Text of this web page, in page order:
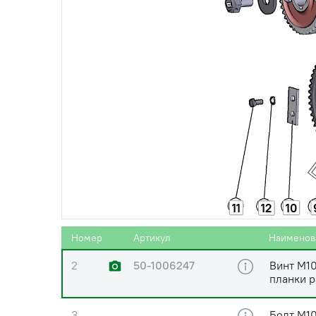
10
11 12
Номер Артикул
наклона
ОАО
Палец
1 50-1006021-Б Планка
2 50-1006247
Винт
планки